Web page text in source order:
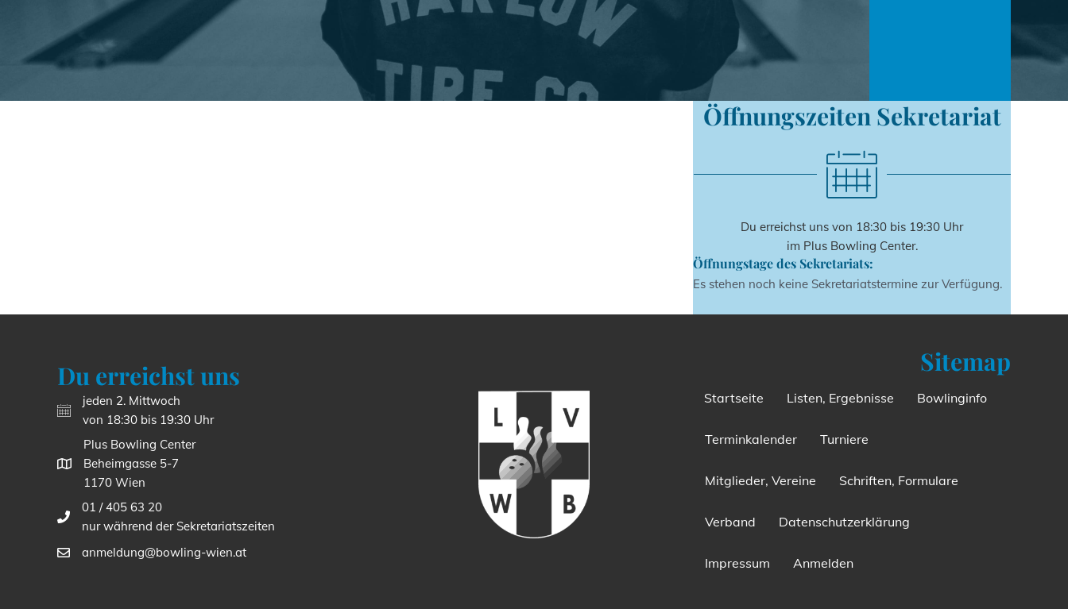
Öffnungszeiten Sekretariat
Du erreichst uns von 18:30 bis 19:30 Uhr
im Plus Bowling Center.
Öffnungstage des Sekretariats:
Es stehen noch keine Sekretariatstermine zur Verfügung.
Du erreichst uns
jeden 2. Mittwoch
von 18:30 bis 19:30 Uhr
Plus Bowling Center
Beheimgasse 5-7
1170 Wien
01 / 405 63 20
nur während der Sekretariatszeiten
anmeldung@bowling-wien.at
Sitemap
Startseite Listen, Ergebnisse Bowlinginfo
Terminkalender Turniere
Mitglieder, Vereine Schriften, Formulare
Verband Datenschutzerklärung
Impressum Anmelden